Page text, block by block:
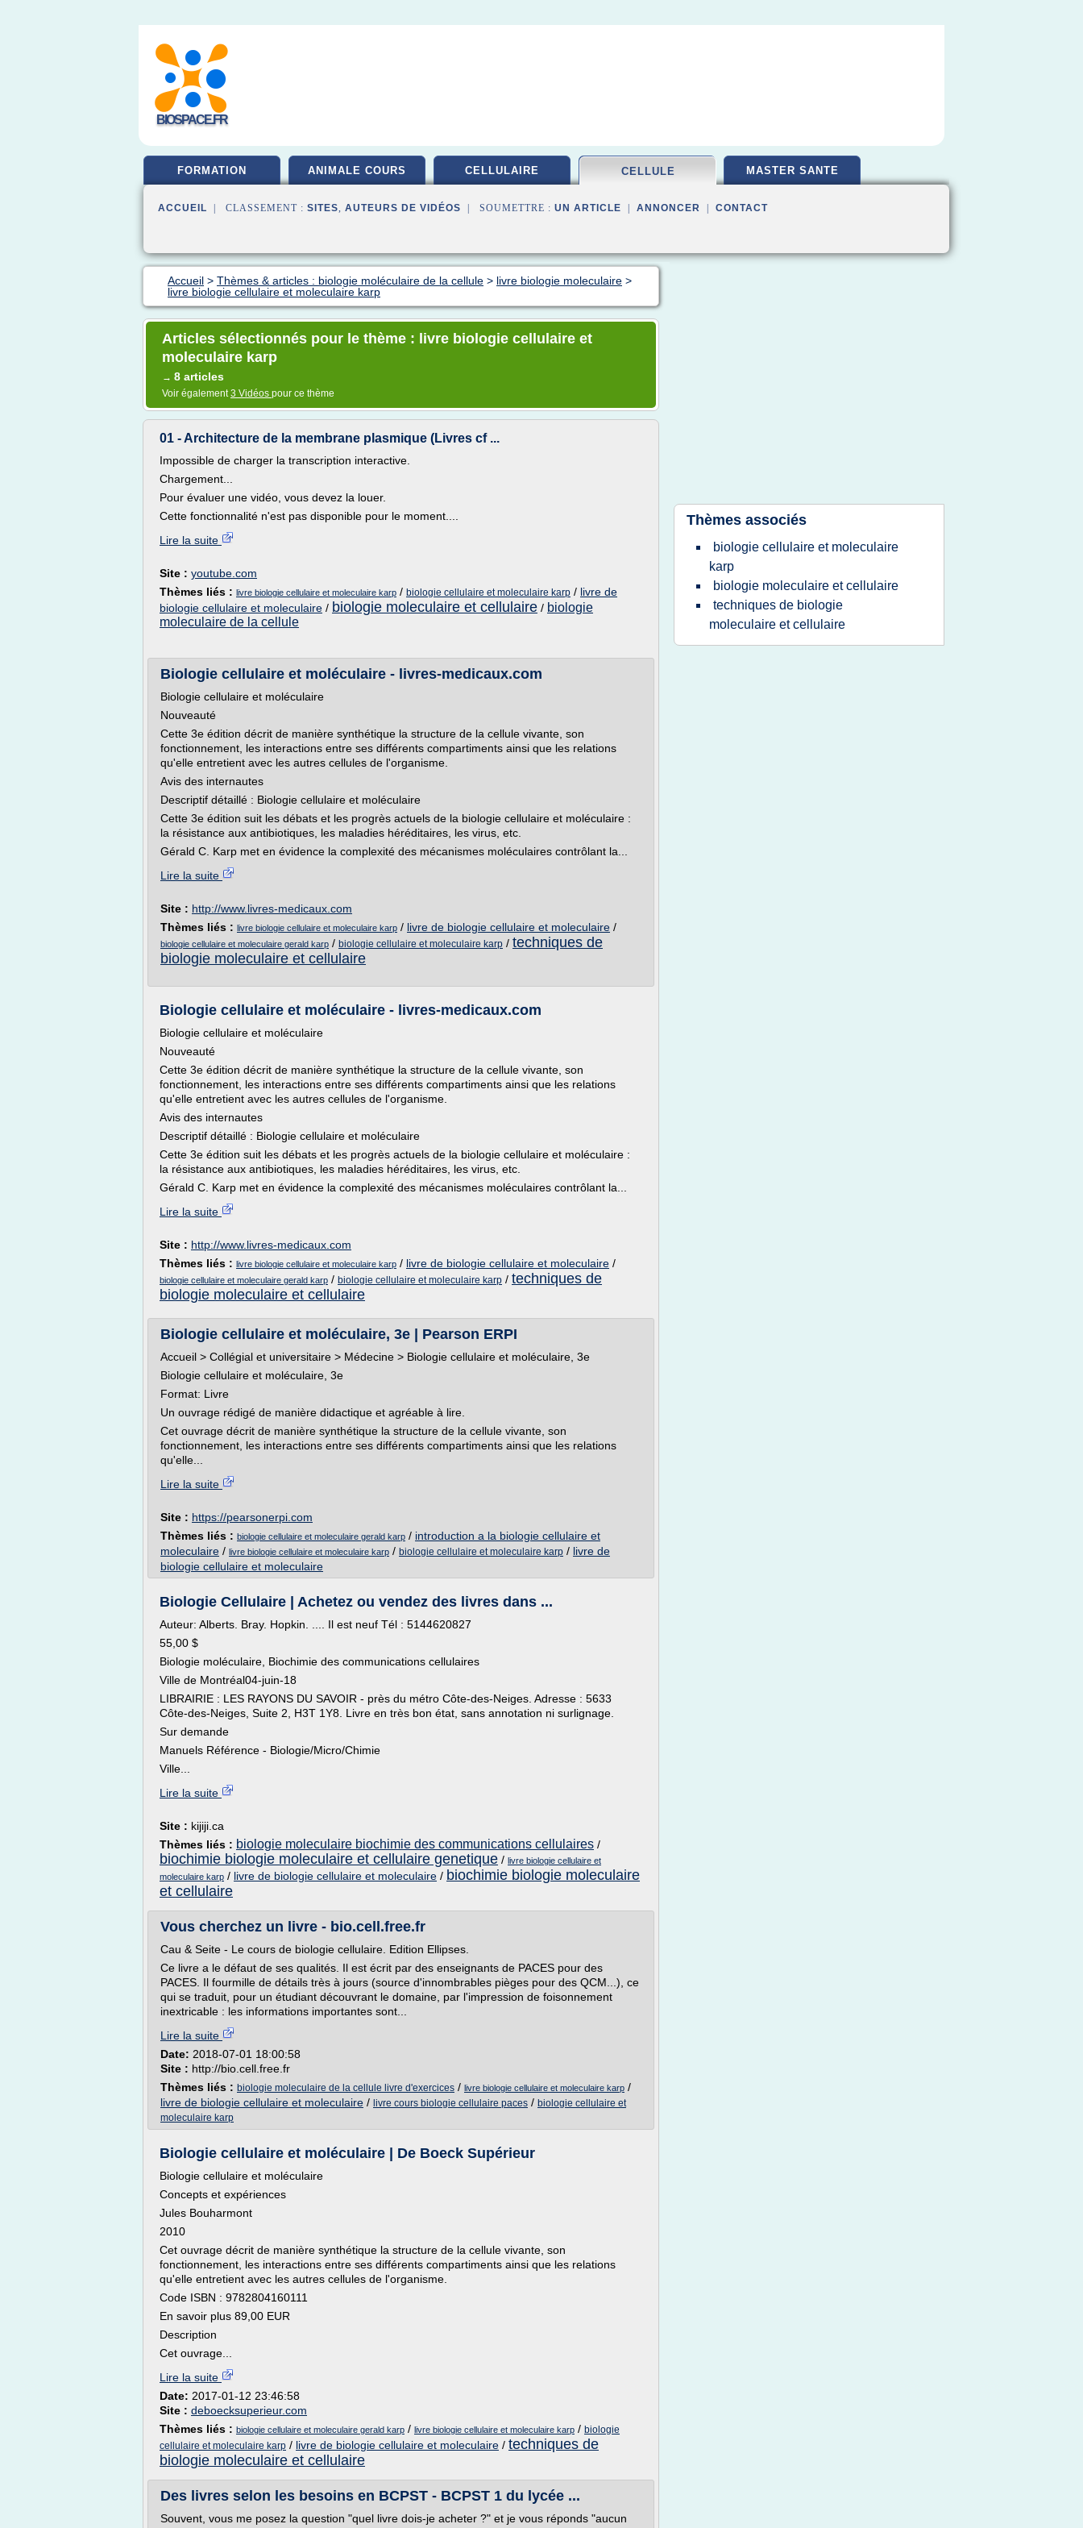
BIOSPACE.FR
FORMATION ANIMALE COURS CELLULAIRE CELLULE MASTER SANTE
ACCUEIL | CLASSEMENT : SITES, AUTEURS DE VIDÉOS | SOUMETTRE : UN ARTICLE ANNONCER CONTACT
Accueil > Thèmes & articles : biologie moléculaire de la cellule > livre biologie moleculaire >
livre biologie cellulaire et moleculaire karp
Articles sélectionnés pour le thème : livre biologie cellulaire et
moleculaire karp
→ 8 articles
Voir également3 Vidéos pour ce thème
01 - Architecture de la membrane plasmique (Livres cf ...
Impossible de charger la transcription interactive.
Chargement...
Pour évaluer une vidéo, vous devez la louer.
Cette fonctionnalité n'est pas disponible pour le moment....
Lire la suite
Site : youtube.com
Thèmes liés : livre biologie cellulaire et moleculaire karp / biologie cellulaire et moleculaire karp / livre de
biologie cellulaire et moleculaire / biologie moleculaire et cellulaire / biologie
moleculaire de la cellule
Biologie cellulaire et moléculaire - livres-medicaux.com
Biologie cellulaire et moléculaire
Nouveauté
Cette 3e édition décrit de manière synthétique la structure de la cellule vivante, son
fonctionnement, les interactions entre ses différents compartiments ainsi que les relations
qu'elle entretient avec les autres cellules de l'organisme.
Avis des internautes
Descriptif détaillé : Biologie cellulaire et moléculaire
Cette 3e édition suit les débats et les progrès actuels de la biologie cellulaire et moléculaire :
la résistance aux antibiotiques, les maladies héréditaires, les virus, etc.
Gérald C. Karp met en évidence la complexité des mécanismes moléculaires contrôlant la...
Lire la suite
Site : http://www.livres-medicaux.com
Thèmes liés : livre biologie cellulaire et moleculaire karp / livre de biologie cellulaire et moleculaire /
biologie cellulaire et moleculaire gerald karp / biologie cellulaire et moleculaire karp / techniques de
biologie moleculaire et cellulaire
Biologie cellulaire et moléculaire - livres-medicaux.com
Biologie cellulaire et moléculaire
Nouveauté
Cette 3e édition décrit de manière synthétique la structure de la cellule vivante, son
fonctionnement, les interactions entre ses différents compartiments ainsi que les relations
qu'elle entretient avec les autres cellules de l'organisme.
Avis des internautes
Descriptif détaillé : Biologie cellulaire et moléculaire
Cette 3e édition suit les débats et les progrès actuels de la biologie cellulaire et moléculaire :
la résistance aux antibiotiques, les maladies héréditaires, les virus, etc.
Gérald C. Karp met en évidence la complexité des mécanismes moléculaires contrôlant la...
Lire la suite
Site : http://www.livres-medicaux.com
Thèmes liés : livre biologie cellulaire et moleculaire karp / livre de biologie cellulaire et moleculaire /
biologie cellulaire et moleculaire gerald karp / biologie cellulaire et moleculaire karp / techniques de
biologie moleculaire et cellulaire
Biologie cellulaire et moléculaire, 3e | Pearson ERPI
Accueil > Collégial et universitaire > Médecine > Biologie cellulaire et moléculaire, 3e
Biologie cellulaire et moléculaire, 3e
Format: Livre
Un ouvrage rédigé de manière didactique et agréable à lire.
Cet ouvrage décrit de manière synthétique la structure de la cellule vivante, son
fonctionnement, les interactions entre ses différents compartiments ainsi que les relations
qu'elle...
Lire la suite
Site : https://pearsonerpi.com
Thèmes liés : biologie cellulaire et moleculaire gerald karp / introduction a la biologie cellulaire et
moleculaire / livre biologie cellulaire et moleculaire karp / biologie cellulaire et moleculaire karp / livre de
biologie cellulaire et moleculaire
Biologie Cellulaire | Achetez ou vendez des livres dans ...
Auteur: Alberts. Bray. Hopkin. .... Il est neuf Tél : 5144620827
55,00 $
Biologie moléculaire, Biochimie des communications cellulaires
Ville de Montréal04-juin-18
LIBRAIRIE : LES RAYONS DU SAVOIR - près du métro Côte-des-Neiges. Adresse : 5633
Côte-des-Neiges, Suite 2, H3T 1Y8. Livre en très bon état, sans annotation ni surlignage.
Sur demande
Manuels Référence - Biologie/Micro/Chimie
Ville...
Lire la suite
Site : kijiji.ca
Thèmes liés : biologie moleculaire biochimie des communications cellulaires /
biochimie biologie moleculaire et cellulaire genetique / livre biologie cellulaire et
moleculaire karp / livre de biologie cellulaire et moleculaire / biochimie biologie moleculaire
et cellulaire
Vous cherchez un livre - bio.cell.free.fr
Cau & Seite - Le cours de biologie cellulaire. Edition Ellipses.
Ce livre a le défaut de ses qualités. Il est écrit par des enseignants de PACES pour des
PACES. Il fourmille de détails très à jours (source d'innombrables pièges pour des QCM...), ce
qui se traduit, pour un étudiant découvrant le domaine, par l'impression de foisonnement
inextricable : les informations importantes sont...
Lire la suite
Date: 2018-07-01 18:00:58
Site : http://bio.cell.free.fr
Thèmes liés : biologie moleculaire de la cellule livre d'exercices / livre biologie cellulaire et moleculaire karp /
livre de biologie cellulaire et moleculaire / livre cours biologie cellulaire paces / biologie cellulaire et
moleculaire karp
Biologie cellulaire et moléculaire | De Boeck Supérieur
Biologie cellulaire et moléculaire
Concepts et expériences
Jules Bouharmont
2010
Cet ouvrage décrit de manière synthétique la structure de la cellule vivante, son
fonctionnement, les interactions entre ses différents compartiments ainsi que les relations
qu'elle entretient avec les autres cellules de l'organisme.
Code ISBN : 9782804160111
En savoir plus 89,00 EUR
Description
Cet ouvrage...
Lire la suite
Date: 2017-01-12 23:46:58
Site : deboecksuperieur.com
Thèmes liés : biologie cellulaire et moleculaire gerald karp / livre biologie cellulaire et moleculaire karp / biologie
cellulaire et moleculaire karp / livre de biologie cellulaire et moleculaire / techniques de
biologie moleculaire et cellulaire
Des livres selon les besoins en BCPST - BCPST 1 du lycée ...
Souvent, vous me posez la question "quel livre dois-je acheter ?" et je vous réponds "aucun
Thèmes associés
biologie cellulaire et moleculaire
karp
biologie moleculaire et cellulaire
techniques de biologie
moleculaire et cellulaire